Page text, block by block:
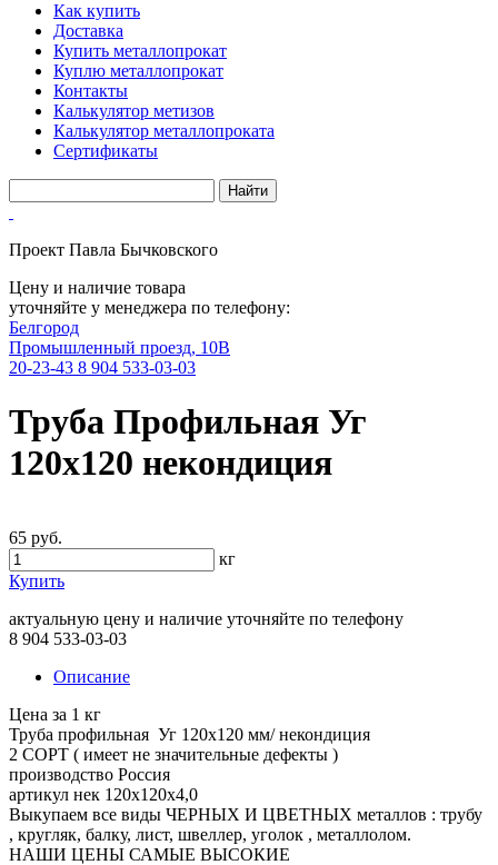
Как купить
Доставка
Купить металлопрокат
Куплю металлопрокат
Контакты
Калькулятор метизов
Калькулятор металлопроката
Сертификаты
Проект Павла Бычковского
Цену и наличие товара
уточняйте у менеджера по телефону:
Белгород
Промышленный проезд, 10В
20-23-43 8 904 533-03-03
Труба Профильная Уг
120х120 некондиция
65 руб.
кг
Купить
актуальную цену и наличие уточняйте по телефону
8 904 533-03-03
Описание
Цена за 1 кг
Труба профильная Уг 120х120 мм/ некондиция
2 СОРТ ( имеет не значительные дефекты )
производство Россия
артикул нек 120х120х4,0
Выкупаем все виды ЧЕРНЫХ И ЦВЕТНЫХ металлов : трубу
, кругляк, балку, лист, швеллер, уголок , металлолом.
НАШИ ЦЕНЫ САМЫЕ ВЫСОКИЕ